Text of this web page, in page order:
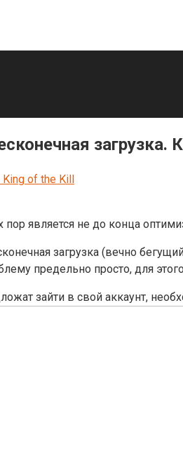
загрузка.
King of the Kill
пор является не до конца
загрузка (вечно
предельно просто, для
зайти в свой аккаунт,